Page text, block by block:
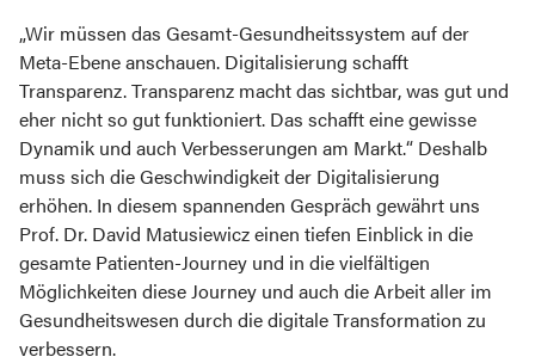
„Wir müssen das Gesamt-Gesundheitssystem auf der
Meta-Ebene anschauen. Digitalisierung schafft
Transparenz. Transparenz macht das sichtbar, was gut und
eher nicht so gut funktioniert. Das schafft eine gewisse
Dynamik und auch Verbesserungen am Markt.“ Deshalb
muss sich die Geschwindigkeit der Digitalisierung
erhöhen. In diesem spannenden Gespräch gewährt uns
Prof. Dr. David Matusiewicz einen tiefen Einblick in die
gesamte Patienten-Journey und in die vielfältigen
Möglichkeiten diese Journey und auch die Arbeit aller im
Gesundheitswesen durch die digitale Transformation zu
verbessern.